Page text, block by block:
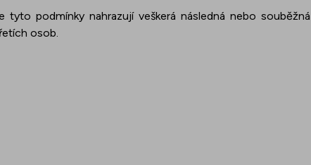
podmínky nahrazují veškerá následná nebo souběžná
osob.